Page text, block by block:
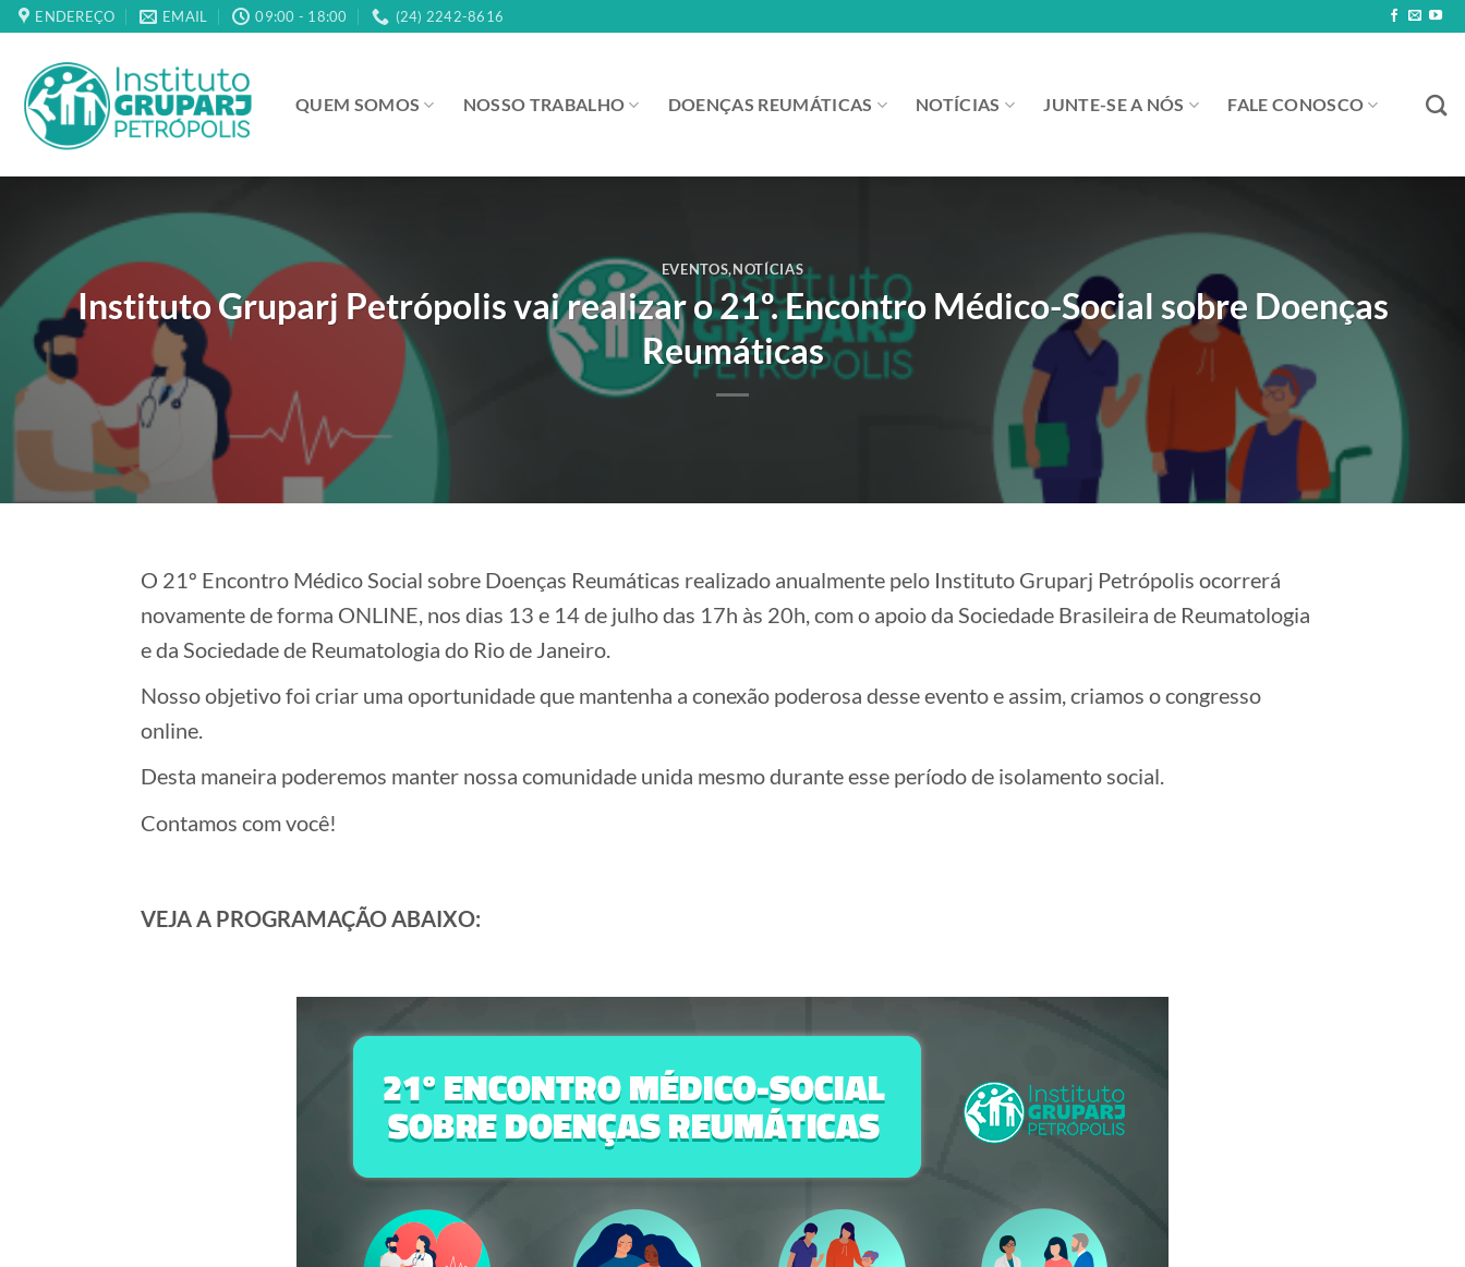
Skip
to
content
ENDEREÇO EMAIL 09:00 - 18:00 (24) 2242-8616
QUEM SOMOS NOSSO TRABALHO DOENÇAS REUMÁTICAS NOTÍCIAS JUNTE-SE A NÓS FALE CONOSCO
EVENTOS,NOTÍCIAS
Instituto Gruparj Petrópolis vai realizar o 21º. Encontro Médico-Social sobre Doenças
Reumáticas
O 21º Encontro Médico Social sobre Doenças Reumáticas realizado anualmente pelo Instituto Gruparj Petrópolis ocorrerá
novamente de forma ONLINE, nos dias 13 e 14 de julho das 17h às 20h, com o apoio da Sociedade Brasileira de Reumatologia
e da Sociedade de Reumatologia do Rio de Janeiro.
Nosso objetivo foi criar uma oportunidade que mantenha a conexão poderosa desse evento e assim, criamos o congresso
online.
Desta maneira poderemos manter nossa comunidade unida mesmo durante esse período de isolamento social.
Contamos com você!
VEJA A PROGRAMAÇÃO ABAIXO: